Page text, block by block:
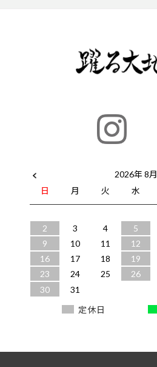
2026年 8月
日
月 火 水
2
3 4 5
9
10 11 12
16
17 18 19
23
24 25 26
30
31
定休日